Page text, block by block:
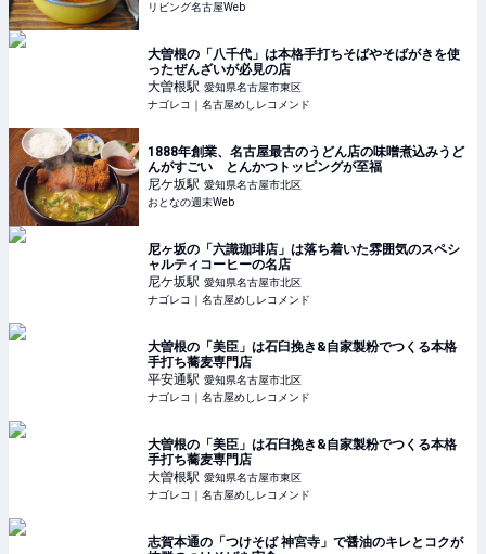
リビング名古屋Web
大曽根の「八千代」は本格手打ちそばやそばがきを使
ったぜんざいが必見の店
大曽根駅 愛知県名古屋市東区
ナゴレコ｜名古屋めしレコメンド
1888年創業、名古屋最古のうどん店の味噌煮込みうど
んがすごい とんかつトッピングが至福
尼ケ坂駅 愛知県名古屋市北区
おとなの週末Web
尼ヶ坂の「六識珈琲店」は落ち着いた雰囲気のスペシ
ャルティコーヒーの名店
尼ケ坂駅 愛知県名古屋市北区
ナゴレコ｜名古屋めしレコメンド
大曽根の「美臣」は石臼挽き&自家製粉でつくる本格
手打ち蕎麦専門店
平安通駅 愛知県名古屋市北区
ナゴレコ｜名古屋めしレコメンド
大曽根の「美臣」は石臼挽き&自家製粉でつくる本格
手打ち蕎麦専門店
大曽根駅 愛知県名古屋市東区
ナゴレコ｜名古屋めしレコメンド
志賀本通の「つけそば 神宮寺」で醤油のキレとコクが